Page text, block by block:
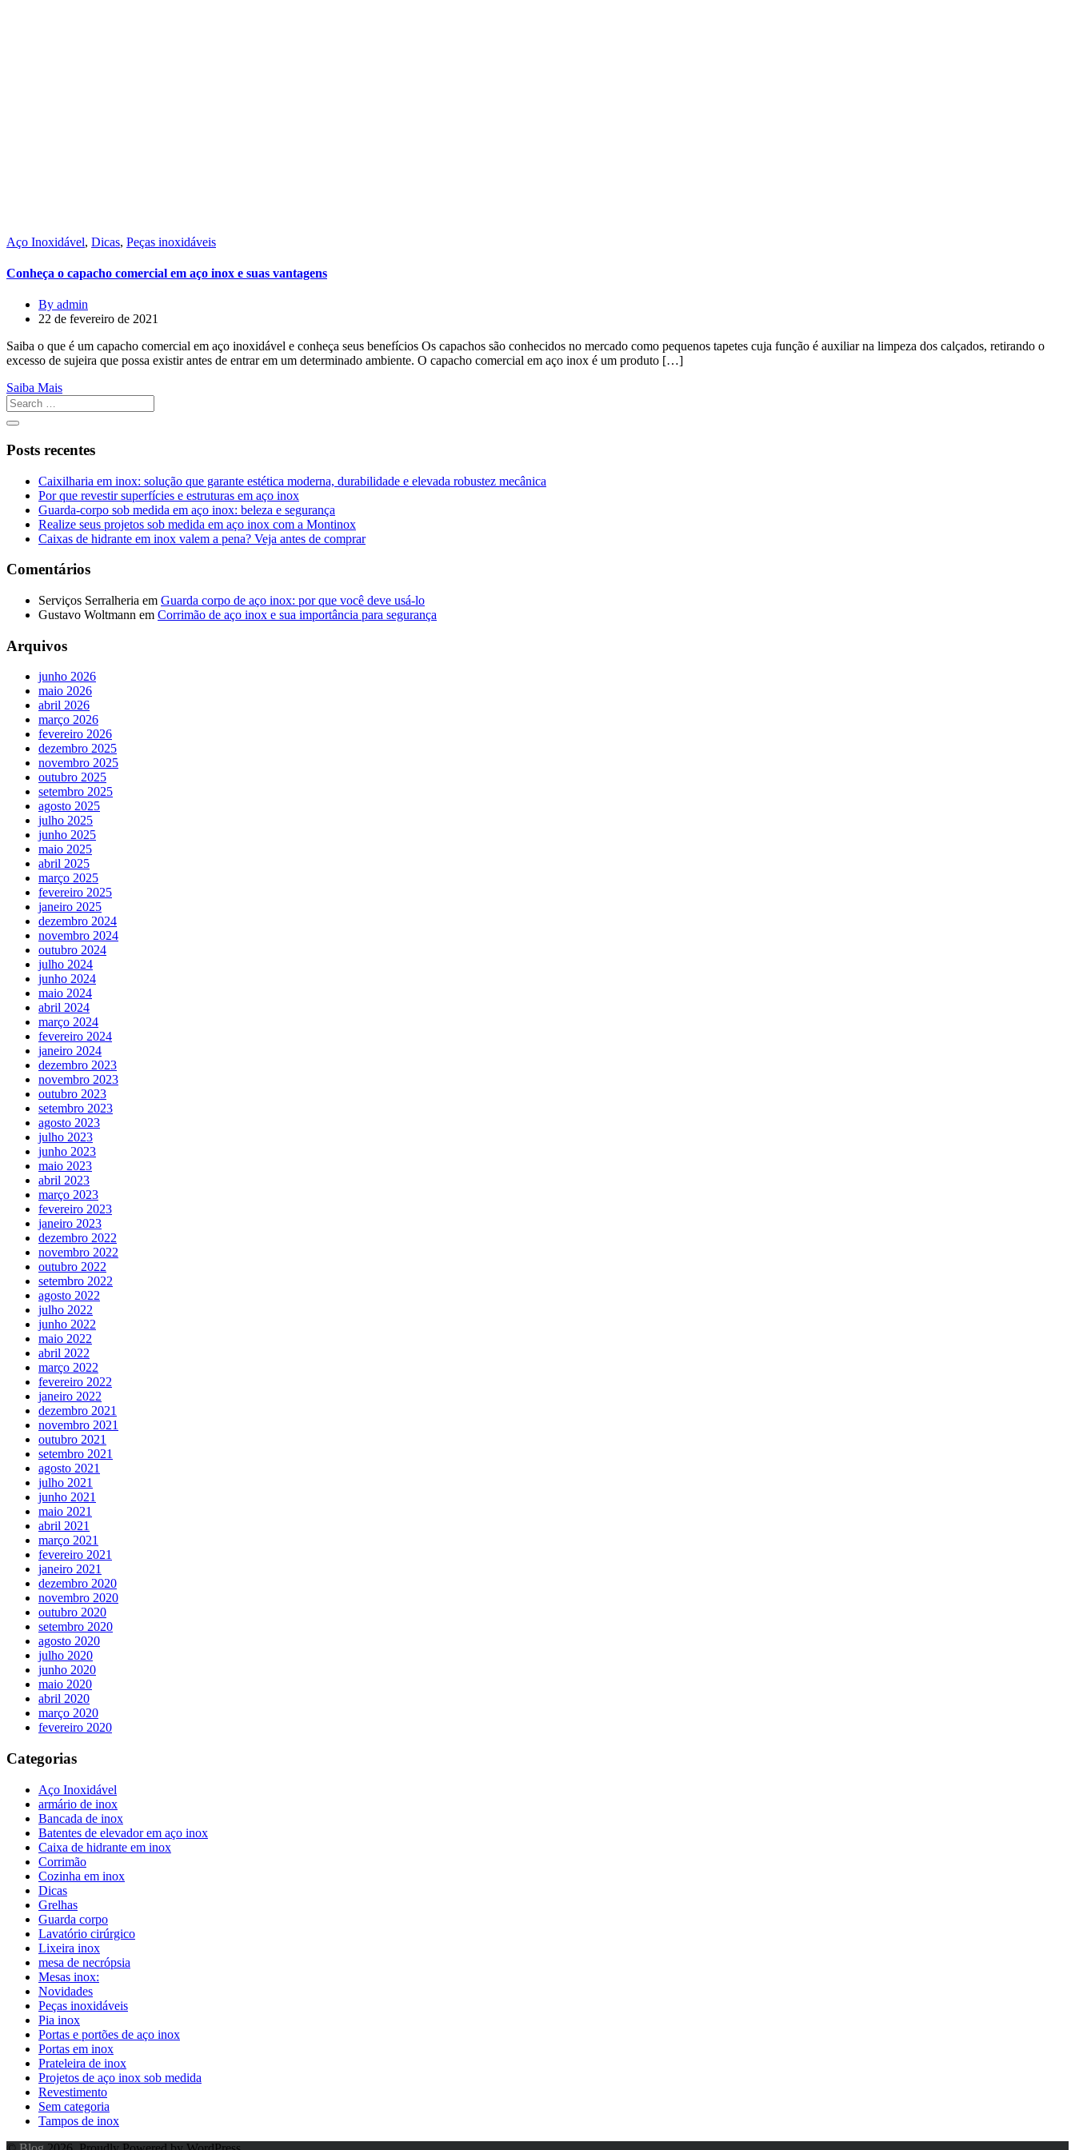
Aço Inoxidável, Dicas, Peças inoxidáveis
Conheça o capacho comercial em aço inox e suas vantagens
By admin
22 de fevereiro de 2021
Saiba o que é um capacho comercial em aço inoxidável e conheça seus benefícios Os capachos são conhecidos no mercado como pequenos tapetes cuja função é auxiliar na limpeza dos calçados, retirando o
excesso de sujeira que possa existir antes de entrar em um determinado ambiente. O capacho comercial em aço inox é um produto […]
Saiba Mais
Posts recentes
Caixilharia em inox: solução que garante estética moderna, durabilidade e elevada robustez mecânica
Por que revestir superfícies e estruturas em aço inox
Guarda-corpo sob medida em aço inox: beleza e segurança
Realize seus projetos sob medida em aço inox com a Montinox
Caixas de hidrante em inox valem a pena? Veja antes de comprar
Comentários
Serviços Serralheria em Guarda corpo de aço inox: por que você deve usá-lo
Gustavo Woltmann em Corrimão de aço inox e sua importância para segurança
Arquivos
junho 2026
maio 2026
abril 2026
março 2026
fevereiro 2026
dezembro 2025
novembro 2025
outubro 2025
setembro 2025
agosto 2025
julho 2025
junho 2025
maio 2025
abril 2025
março 2025
fevereiro 2025
janeiro 2025
dezembro 2024
novembro 2024
outubro 2024
julho 2024
junho 2024
maio 2024
abril 2024
março 2024
fevereiro 2024
janeiro 2024
dezembro 2023
novembro 2023
outubro 2023
setembro 2023
agosto 2023
julho 2023
junho 2023
maio 2023
abril 2023
março 2023
fevereiro 2023
janeiro 2023
dezembro 2022
novembro 2022
outubro 2022
setembro 2022
agosto 2022
julho 2022
junho 2022
maio 2022
abril 2022
março 2022
fevereiro 2022
janeiro 2022
dezembro 2021
novembro 2021
outubro 2021
setembro 2021
agosto 2021
julho 2021
junho 2021
maio 2021
abril 2021
março 2021
fevereiro 2021
janeiro 2021
dezembro 2020
novembro 2020
outubro 2020
setembro 2020
agosto 2020
julho 2020
junho 2020
maio 2020
abril 2020
março 2020
fevereiro 2020
Categorias
Aço Inoxidável
armário de inox
Bancada de inox
Batentes de elevador em aço inox
Caixa de hidrante em inox
Corrimão
Cozinha em inox
Dicas
Grelhas
Guarda corpo
Lavatório cirúrgico
Lixeira inox
mesa de necrópsia
Mesas inox:
Novidades
Peças inoxidáveis
Pia inox
Portas e portões de aço inox
Portas em inox
Prateleira de inox
Projetos de aço inox sob medida
Revestimento
Sem categoria
Tampos de inox